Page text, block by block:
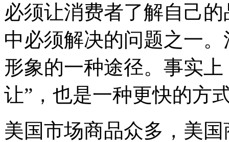
必须让消费者了解自己
中必须解决的问题之一
形象的一种途径。事实
让”，也是一种更快的方
美国市场商品众多，美